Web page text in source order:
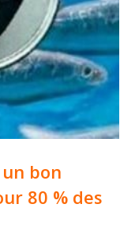
bon
80 % des